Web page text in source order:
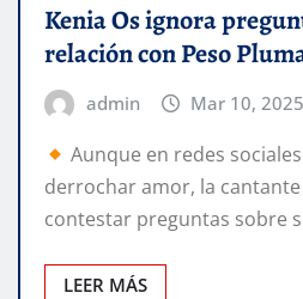
Kenia Os ignora
relación con Peso
admin Mar 10, 2025
Aunque en redes
derrochar amor, la
contestar preguntas sobre
LEER MÁS